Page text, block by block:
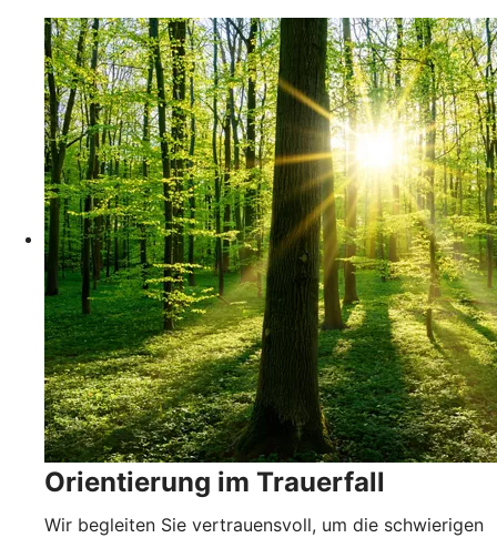
Orientierung im Trauerfall
Wir begleiten Sie vertrauensvoll, um die schwierigen